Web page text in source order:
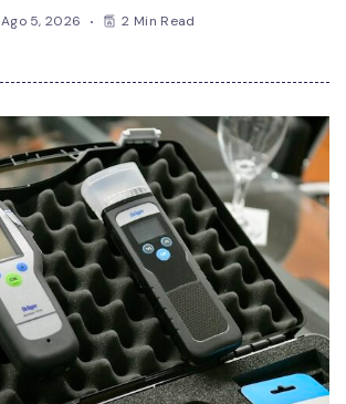
Ago 5, 2026 2 Min Read